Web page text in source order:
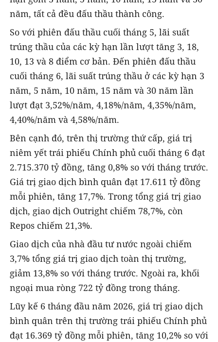
năm, tất cả đều đấu thầu thành công.
So với phiên đấu thầu cuối tháng 5, lãi suất
trúng thầu của các kỳ hạn lần lượt tăng 3, 18,
10, 13 và 8 điểm cơ bản. Đến phiên đấu thầu
cuối tháng 6, lãi suất trúng thầu ở các kỳ hạn 3
năm, 5 năm, 10 năm, 15 năm và 30 năm lần
lượt đạt 3,52%/năm, 4,18%/năm, 4,35%/năm,
4,40%/năm và 4,58%/năm.
Bên cạnh đó, trên thị trường thứ cấp, giá trị
niêm yết trái phiếu Chính phủ cuối tháng 6 đạt
2.715.370 tỷ đồng, tăng 0,8% so với tháng trước.
Giá trị giao dịch bình quân đạt 17.611 tỷ đồng
mỗi phiên, tăng 17,7%. Trong tổng giá trị giao
dịch, giao dịch Outright chiếm 78,7%, còn
Repos chiếm 21,3%.
Giao dịch của nhà đầu tư nước ngoài chiếm
3,7% tổng giá trị giao dịch toàn thị trường,
giảm 13,8% so với tháng trước. Ngoài ra, khối
ngoại mua ròng 722 tỷ đồng trong tháng.
Lũy kế 6 tháng đầu năm 2026, giá trị giao dịch
bình quân trên thị trường trái phiếu Chính phủ
đạt 16.369 tỷ đồng mỗi phiên, tăng 10,2% so với